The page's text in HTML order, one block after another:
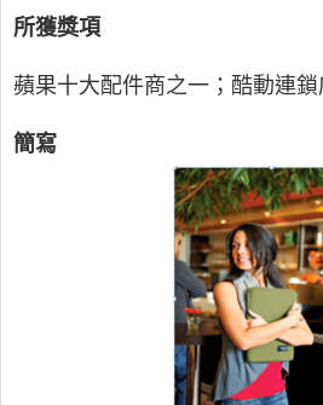
所獲獎項
蘋果十大配件商之一；酷動連
簡寫